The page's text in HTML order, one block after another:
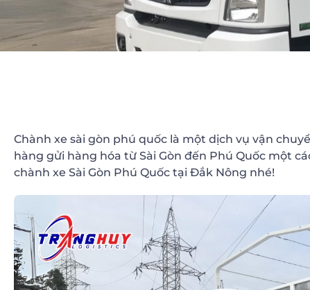
Chành xe sài gòn phú quốc là một dịch vụ vận
hàng gửi hàng hóa từ Sài Gòn đến Phú Quốc một
chành xe Sài Gòn Phú Quốc tại Đắk Nông nhé!